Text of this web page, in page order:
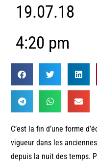
19.07.18
4:20 pm
C’est la fin d’une forme
vigueur dans les
depuis la nuit des temps.